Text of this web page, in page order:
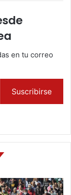
en tu correo
Suscribirse